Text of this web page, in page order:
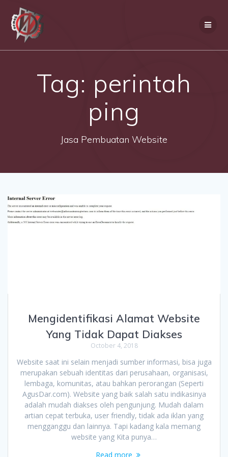
Tag: perintah
ping
Jasa Pembuatan Website
Mengidentifikasi Alamat Website
Yang Tidak Dapat Diakses
October 4, 2018
Website saat ini selain menjadi sumber informasi, bisa juga
merupakan sebuah identitas dari perusahaan, organisasi,
lembaga, komunitas, atau bahkan perorangan (Seperti
AgusDar.com). Website yang baik salah satu indikasinya
adalah mudah diakses oleh pengunjung. Mudah dalam
artian cepat terbuka, user friendly, tidak ada iklan yang
mengganggu dan lainnya. Tapi kadang kala memang
website yang Kita punya…
Read more